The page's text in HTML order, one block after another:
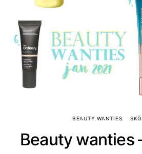
BEAUTY WANTIES
Beauty wanties